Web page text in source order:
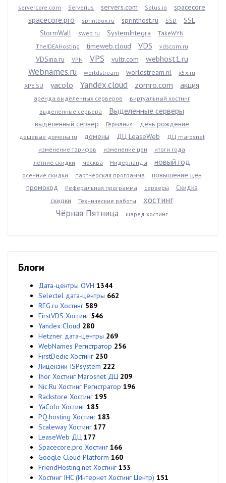
servercore.com Serverius servers.com Solus.io spacecore
spacecore.pro sprintbox.ru sprinthost.ru SSD
SSL
StormWall
sweb.ru SystemIntegra
TakeWYN
TheIDEAHosting
timeweb.cloud VDS vdscom.ru
VDSina.ru VPN VPS vultr.com webhost1.ru
Webnames.ru worldstream worldstream.nl
x5x.ru
XPE.SU
yacolo Yandex.cloud zomro.com акция
аренда выделенных серверов
виртуальный хостинг
выделенные сервера
Выделенные серверы
выделенный сервер Германия день рождение
дешевые домены ru домены ДЦ LeaseWeb
ДЦ marosnet
изменение тарифов
изменение цен
итоги года
летние скидки
москва Нидерланды новый год
осенние скидки партнерская программа
повышение цен
промокод
Реферальная программа серверы
Скидка
скидки
Технические работы
хостинг
Чёрная Пятница
шаред хостинг
Блоги
Дата-центры OVH 1344
Selectel дата-центры 662
REG.ru Хостинг 589
FirstVDS Хостинг 546
Yandex Cloud 280
Hetzner дата-центры 269
WebNames Регистратор 256
FirstDedic Хостинг 230
Лицензии ISPsystem 222
Ihor Хостинг Marosnet ДЦ 209
Nic.Ru Хостинг Регистратор 196
Rackstore Хостинг 195
YaColo Хостинг 185
PQ.hosting Хостинг 183
Scaleway Хостинг 177
LeaseWeb ДЦ 177
Spacecore.pro Хостинг 166
Google Cloud Platform 160
FriendHosting.net Хостинг 153
Хостинг IHC (Интернет Хостинг Центр) 151